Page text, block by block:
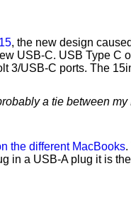
, the new design
USB-C. USB Type
3/USB-C ports. The
a tie between
the different MacBooks.
in a USB-A plug it is